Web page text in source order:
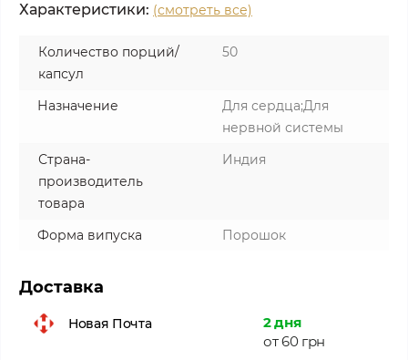
Характеристики: (смотреть все)
Количество порций/
капсул
50
Назначение
Для сердца;Для
нервной системы
Страна-
производитель
товара
Индия
Форма випуска Порошок
Доставка
Новая Почта
2 дня
от 60 грн